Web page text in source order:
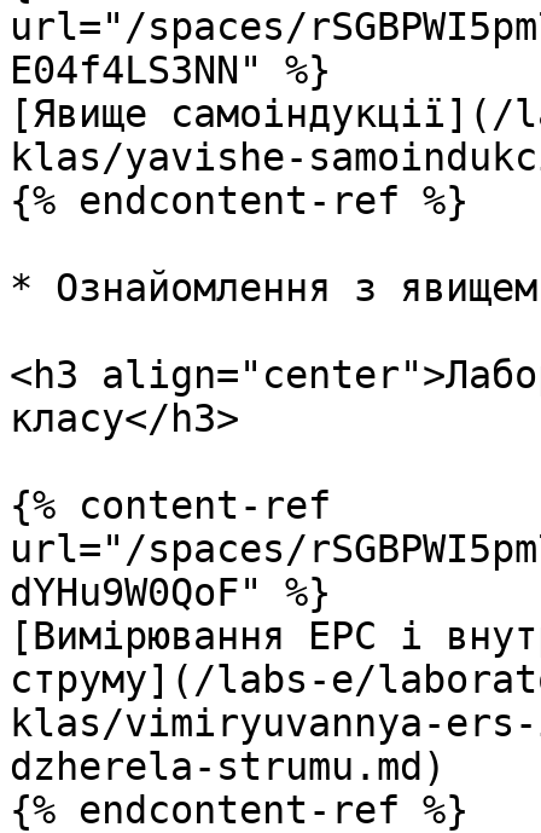
url="/spaces/
E04f4LS3NN" %}
[Явище
klas/yavishe-
{% endcontent-ref %}
* Ознайомлення з
<h3
класу</h3>
{% content-ref
url="/spaces/
dYHu9W0QoF" %}
[Вимірювання ЕРС і
струму](/labs-e/
klas/vimiryuvannya-
dzherela-strumu.md)
{% endcontent-ref %}